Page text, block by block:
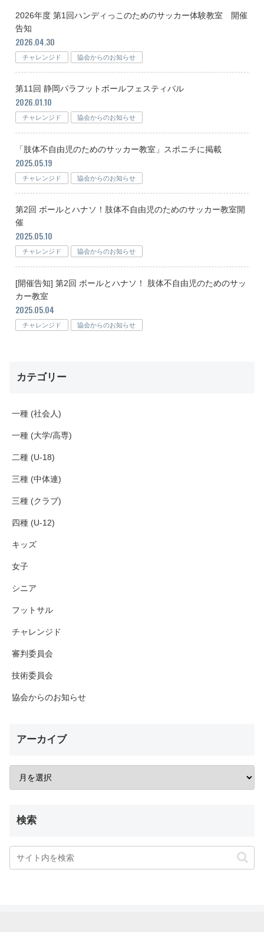
2026年度 第1回ハンディっこのためのサッカー体験教室 開催
告知
2026.04.30
チャレンジド 協会からのお知らせ
第11回 静岡パラフットボールフェスティバル
2026.01.10
チャレンジド 協会からのお知らせ
「肢体不自由児のためのサッカー教室」スポニチに掲載
2025.05.19
チャレンジド 協会からのお知らせ
第2回 ボールとハナソ！肢体不自由児のためのサッカー教室開
催
2025.05.10
チャレンジド 協会からのお知らせ
[開催告知] 第2回 ボールとハナソ！ 肢体不自由児のためのサッ
カー教室
2025.05.04
チャレンジド 協会からのお知らせ
カテゴリー
一種 (社会人)
一種 (大学/高専)
二種 (U-18)
三種 (中体連)
三種 (クラブ)
四種 (U-12)
キッズ
女子
シニア
フットサル
チャレンジド
審判委員会
技術委員会
協会からのお知らせ
アーカイブ
検索